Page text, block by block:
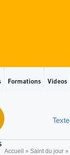
Formations Videos
Accueil » Saint du jour »